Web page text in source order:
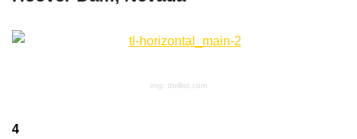
img: thrillist.com
4